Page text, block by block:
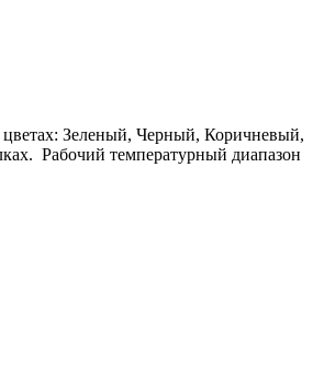
цветах: Зеленый, Черный, Коричневый,
Рабочий температурный диапазон